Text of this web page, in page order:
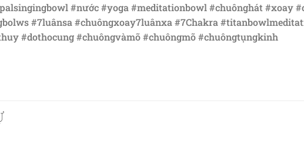
#nước #yoga #meditationbowl #chuônghát #xoay
#7luânsa #chuôngxoay7luânxa #7Chakra
#dothocung #chuôngvàmõ #chuôngmõ #chuôngtụngkinh